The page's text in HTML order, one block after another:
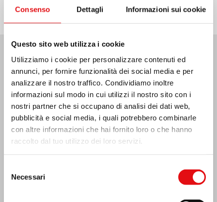
Consenso Dettagli Informazioni sui cookie
Questo sito web utilizza i cookie
Utilizziamo i cookie per personalizzare contenuti ed
annunci, per fornire funzionalità dei social media e per
analizzare il nostro traffico. Condividiamo inoltre
informazioni sul modo in cui utilizzi il nostro sito con i
nostri partner che si occupano di analisi dei dati web,
pubblicità e social media, i quali potrebbero combinarle
con altre informazioni che hai fornito loro o che hanno
raccolto dal tuo utilizzo dei loro servizi.
delNecessari
Ultime Notizie:
MESSICO: ASSEMBLEA PLENARIA OCD